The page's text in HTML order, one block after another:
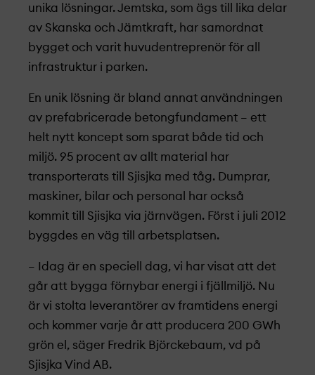
unika lösningar. Jemtska, som ägs till lika delar
av Skanska och Jämtkraft, har samordnat
bygget och varit huvudentreprenör för all
infrastruktur i parken.
En unik lösning är bland annat användningen
av prefabricerade betongfundament – ett
helt nytt koncept som sparat både tid och
miljö. 95 procent av allt material har
transporterats till Sjisjka med tåg. Dumprar,
maskiner, bilar och personal har också
kommit till Sjisjka via järnvägen. Först i juli 2012
byggdes en väg till arbetsplatsen.
– Idag är en speciell dag, vi har visat att det
går att bygga förnybar energi i fjällmiljö. Nu
är vi stolta leverantörer av framtidens energi
och kommer varje år att producera 200 GWh
grön el, säger Fredrik Björckebaum, vd på
Sjisjka Vind AB.